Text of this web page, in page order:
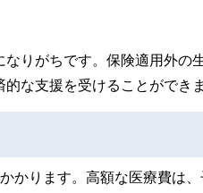
りがちです。保険適用外の
な支援を受けることができま
かります。高額な医療費は、